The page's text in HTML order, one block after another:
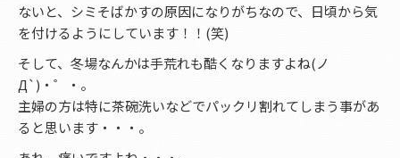
ないと、シミそばかすの原因になりがちなので、日頃から気
を付けるようにしています！！(笑)
そして、冬場なんかは手荒れも酷くなりますよね(ノ
Д`)・゜・。
主婦の方は特に茶碗洗いなどでパックリ割れてしまう事があ
ると思います・・・。